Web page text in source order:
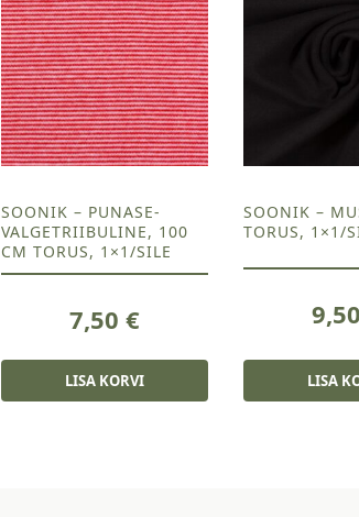
SOONIK – PUNASE-
VALGETRIIBULINE, 100
CM TORUS, 1×1/SILE
7,50€
LISA KORVI
SOONIK –
TORUS, 1×1/
9,50
LISA